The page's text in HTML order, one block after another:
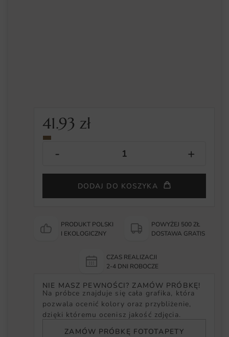
41.93zł
DODAJ DO KOSZYKA
PRODUKT POLSKI
I EKOLOGICZNY
POWYŻEJ 500 ZŁ
DOSTAWA GRATIS
CZAS REALIZACJI
2-4 DNI ROBOCZE
NIE MASZ PEWNOŚCI? ZAMÓW PRÓBKĘ!
Na próbce znajduje się cała grafika, która
pozwala ocenić kolory oraz przybliżenie,
dzięki któremu ocenisz jakość zdjęcia.
ZAMÓW PRÓBKĘ FOTOTAPETY